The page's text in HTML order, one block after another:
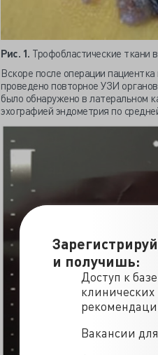
и получишь:
Доступ к
клинических
Вакансии
Рис. 1. Трофобластические ткани
Вскоре после операции
проведено повторное УЗИ
было обнаружено в латеральном
эхографией эндометрия по